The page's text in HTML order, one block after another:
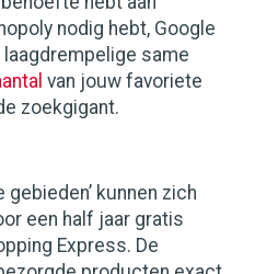
nodig hebt, Google
same
van jouw favoriete
zoekgigant.
gebieden’ kunnen zich
een half jaar gratis
Express. De